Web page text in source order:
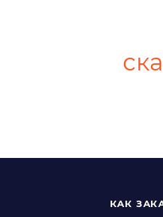
КАК